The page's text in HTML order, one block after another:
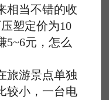
相当不错的收
塑定价为10
5~6元，怎么
游景点单独
较小，一台电